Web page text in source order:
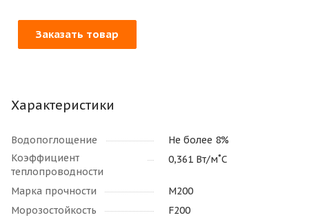
Заказать товар
Характеристики
Водопоглощение
Не более 8%
Коэффициент
теплопроводности
0,361 Вт/м˚С
Марка прочности
М200
Морозостойкость
F200